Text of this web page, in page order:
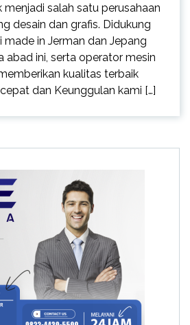
salah satu perusahaan
desain dan grafis. Didukung
made in Jerman dan Jepang
abad ini, serta operator mesin
kualitas terbaik
dan Keunggulan kami […]